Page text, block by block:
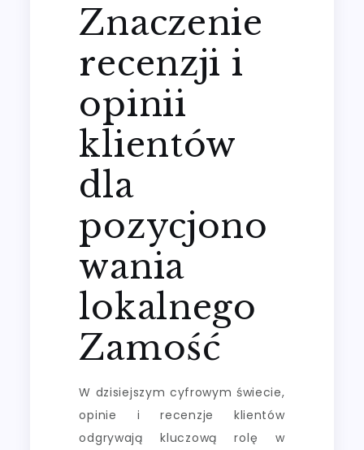
Znaczenie
recenzji i
opinii
klientów
dla
pozycjono
wania
lokalnego
Zamość
W dzisiejszym cyfrowym świecie,
opinie i recenzje klientów
odgrywają kluczową rolę w